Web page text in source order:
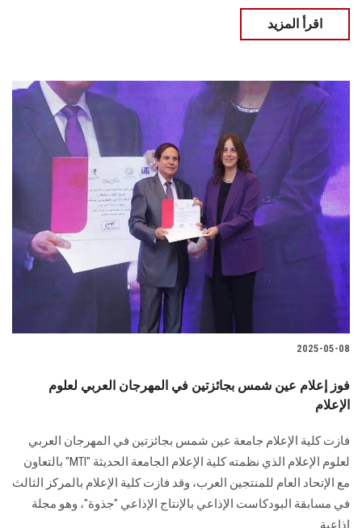
اقرأ المزيد
2025-05-08
فوز إعلام عين شمس بجائزتين في المهرجان العربي لعلوم
الإعلام
فازت كلية الإعلام جامعة عين شمس بجائزتين في المهرجان العربي
لعلوم الإعلام الذي نظمته كلية الإعلام الجامعة الحديثة "MTI" بالتعاون
مع الإتحاد العام للمنتجين العرب، وقد فازت كلية الإعلام بالمركز الثالث
في مسابقة البودكاست الإذاعي بالإنتاج الإذاعي "جذوة"، وهو مجلة
إذاعية